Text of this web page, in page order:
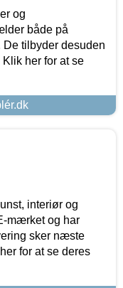
og
både på
tilbyder desuden
her for at se
interiør og
mærket og har
sker næste
for at se deres